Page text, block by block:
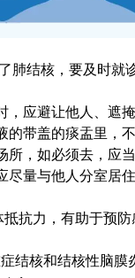
肺结核，要及时就
，应避让他人、遮
的带盖的痰盂里，
所，如必须去，应
尽量与他人分室
抗力，有助于预
结核和结核性脑膜